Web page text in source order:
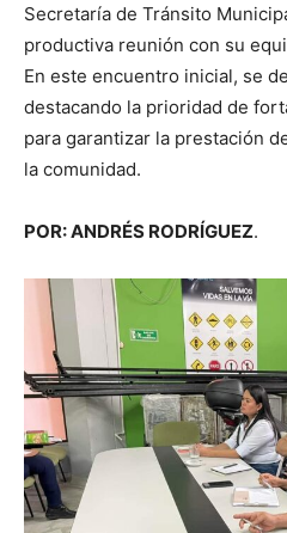
Secretaría de Tránsito
productiva reunión con su
En este encuentro inicial, se
destacando la prioridad de
para garantizar la prestación
la comunidad.
POR: ANDRÉS RODRÍGUEZ.